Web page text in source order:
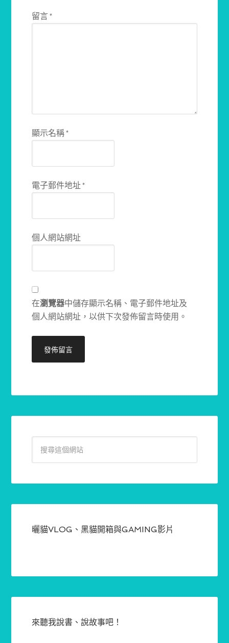
留言*
顯示名稱*
電子郵件地址*
個人網站網址
在瀏覽器中儲存顯示名稱、電子郵件地址及
個人網站網址，以供下次發佈留言時使用。
曬貓VLOG、黑貓開箱與GAMING影片
來聽我說書、說故事吧！